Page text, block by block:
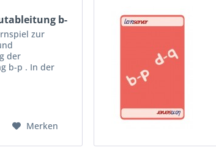
b-
zur
der
b-p . In der
Merken